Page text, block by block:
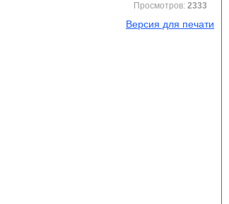
Просмотров: 2333
Версия для печати